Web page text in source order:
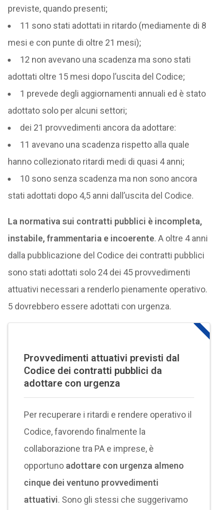
previste, quando presenti;
11 sono stati adottati in ritardo (mediamente di 8
mesi e con punte di oltre 21 mesi);
12 non avevano una scadenza ma sono stati
adottati oltre 15 mesi dopo l’uscita del Codice;
1 prevede degli aggiornamenti annuali ed è stato
adottato solo per alcuni settori;
dei 21 provvedimenti ancora da adottare:
11 avevano una scadenza rispetto alla quale
hanno collezionato ritardi medi di quasi 4 anni;
10 sono senza scadenza ma non sono ancora
stati adottati dopo 4,5 anni dall’uscita del Codice.
La normativa sui contratti pubblici è incompleta,
instabile, frammentaria e incoerente. A oltre 4 anni
dalla pubblicazione del Codice dei contratti pubblici
sono stati adottati solo 24 dei 45 provvedimenti
attuativi necessari a renderlo pienamente operativo.
5 dovrebbero essere adottati con urgenza.
Provvedimenti attuativi previsti dal
Codice dei contratti pubblici da
adottare con urgenza
Per recuperare i ritardi e rendere operativo il
Codice, favorendo finalmente la
collaborazione tra PA e imprese, è
opportuno adottare con urgenza almeno
cinque dei ventuno provvedimenti
attuativi. Sono gli stessi che suggerivamo